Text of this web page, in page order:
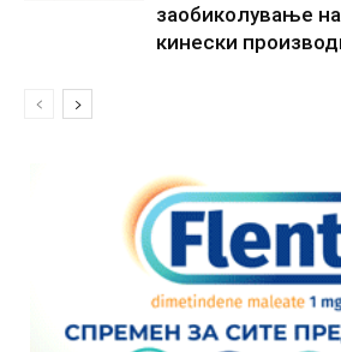
заобиколување
кинески